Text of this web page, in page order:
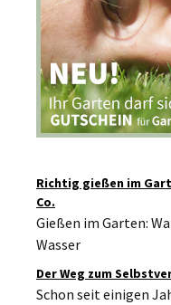
Richtig gießen im
Co.
Gießen im Garten:
Wasser
Der Weg zum
Schon seit einigen